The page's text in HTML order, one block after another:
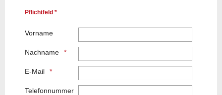
Pflichtfeld *
Vorname
Nachname
E-Mail
Telefonnummer